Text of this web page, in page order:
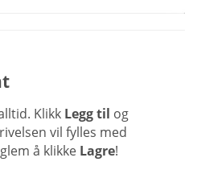
Klikk Legg til og
vil fylles med
å klikke Lagre!